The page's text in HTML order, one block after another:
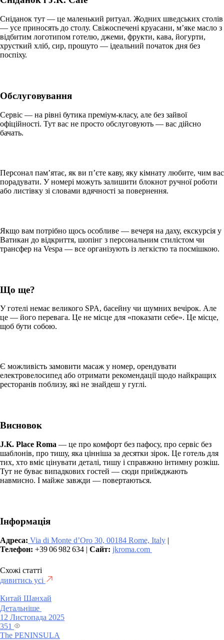
Сніданок тут — це маленький ритуал. Жодних шведських столів
— усе приносять до столу. Свіжоспечені круасани, м’яке масло з
відбитим логотипом готелю, джеми, фрукти, кава, йогурти,
хрусткий хліб, сир, прошуто — ідеальний початок дня без
поспіху.
Обслуговування
Сервіс — на рівні бутика преміум-класу, але без зайвої
офіційності. Тут вас не просто обслуговують — вас дійсно
бачать.
Персонал пам’ятає, як ви п’єте каву, яку кімнату любите, чим вас
порадувати. У номері можуть залишити блокнот ручної роботи
або листівку зі словами вдячності за повернення.
Якщо вам потрібно щось особливе — вечеря на даху, екскурсія у
Ватикан до відкриття, шопінг з персональним стилістом чи
трансфер на Vespa — все організують із легкістю та посмішкою.
Що ще?
У готелі немає великого SPA, басейну чи шумних вечірок. Але
це — його перевага. Це не місце для «показати себе». Це місце,
щоб бути собою.
Є можливість замовити масаж у номер, орендувати
електровелосипед або отримати рекомендації щодо найкращих
ресторанів поблизу, які не знайдеш у гуглі.
Висновок
J.K. Place Roma — це про комфорт без пафосу, про сервіс без
шаблонів, про тишу, яка цінніша за десятки зірок. Це готель для
тих, хто вміє цінувати деталі, тишу і справжню інтимну розкіш.
Тут не буває випадкових гостей — сюди приїжджають
навмисно. І майже завжди — повертаються.
Інформація
Адреса: Via di Monte d’Oro 30, 00184 Rome, Italy |
Телефон: +39 06 982 634 | Сайт: jkroma.com
Схожі статті
дивитись усі
Китай Шанхай
Детальніше
12 Листопада 2025
351
The PENINSULA